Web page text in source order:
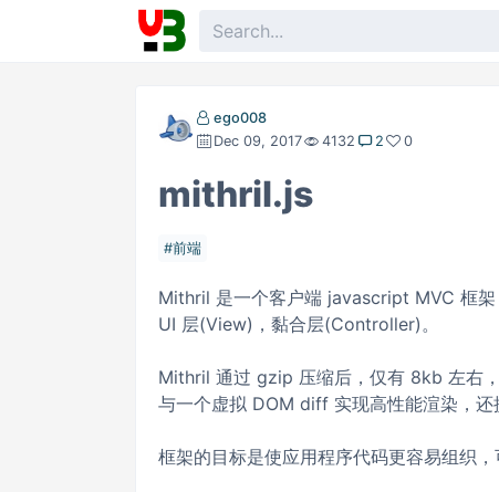
ego008
Dec 09, 2017
4132 2 0
mithril.js
前端
Mithril 是一个客户端 javascript MVC 框架
UI 层(View)，黏合层(Controller)。
Mithril 通过 gzip 压缩后，仅有 8kb 左右
与一个虚拟 DOM diff 实现高性能渲染，还
框架的目标是使应用程序代码更容易组织